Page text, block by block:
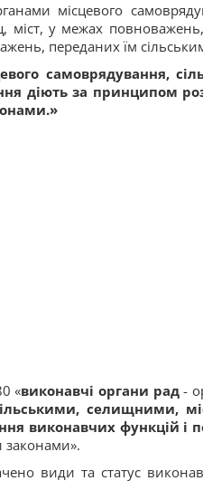
місцевого
міст, у межах
переданих їм
самоврядування,
діють за принципом
«виконавчі органи рад-
селищними,
виконавчих функцій і
види та статус